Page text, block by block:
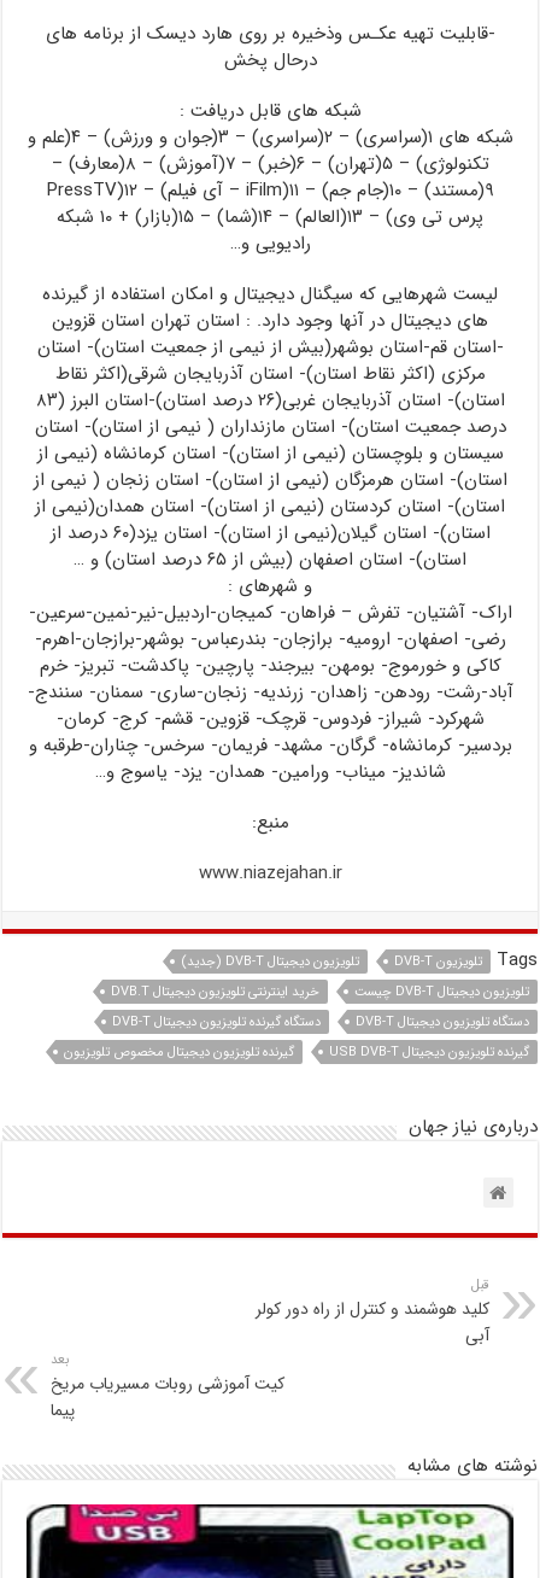
-قابلیت تهیه عکـس وذخیره بر روی هارد دیسک از برنامه های
درحال پخش
شبکه های قابل دریافت :
شبکه های ۱(سراسری) – ۲(سراسری) – ۳(جوان و ورزش) – ۴(علم و
تکنولوژی) – ۵(تهران) – ۶(خبر) – ۷(آموزش) – ۸(معارف) –
۹(مستند) – ۱۰(جام جم) – ۱۱(iFilm – آی فیلم) – ۱۲(PressTV
پرس تی وی) – ۱۳(العالم) – ۱۴(شما) – ۱۵(بازار) + ۱۰ شبکه
رادیویی و…
لیست شهرهایی که سیگنال دیجیتال و امکان استفاده از گیرنده
های دیجیتال در آنها وجود دارد. : استان تهران استان قزوین
-استان قم-استان بوشهر(بیش از نیمی از جمعیت استان)- استان
مرکزی (اکثر نقاط استان)- استان آذربایجان شرقی(اکثر نقاط
استان)- استان آذربایجان غربی(۲۶ درصد استان)-استان البرز (۸۳
درصد جمعیت استان)- استان مازنداران ( نیمی از استان)- استان
سیستان و بلوچستان (نیمی از استان)- استان کرمانشاه (نیمی از
استان)- استان هرمزگان (نیمی از استان)- استان زنجان ( نیمی از
استان)- استان کردستان (نیمی از استان)- استان همدان(نیمی از
استان)- استان گیلان(نیمی از استان)- استان یزد(۶۰ درصد از
استان)- استان اصفهان (بیش از ۶۵ درصد استان) و …
و شهرهای :
اراک- آشتیان- تفرش – فراهان- کمیجان-اردبیل-نیر-نمین-سرعین-
رضی- اصفهان- ارومیه- برازجان- بندرعباس- بوشهر-برازجان-اهرم-
کاکی و خورموج- بومهن- بیرجند- پارچین- پاکدشت- تبریز- خرم
آباد-رشت- رودهن- زاهدان- زرندیه- زنجان-ساری- سمنان- سنندج-
شهرکرد- شیراز- فردوس- قرچک- قزوین- قشم- کرج- کرمان-
بردسیر- کرمانشاه- گرگان- مشهد- فریمان- سرخس- چناران-طرقبه و
شاندیز- میناب- ورامین- همدان- یزد- یاسوج و…
منبع:
www.niazejahan.ir
Tags تلویزیون DVB-T
تلویزیون دیجیتال DVB-T (جدید)
تلویزیون دیجیتال DVB-T چیست
خرید اینترنتی تلویزیون دیجیتال DVB.T
دستگاه تلویزیون دیجیتال DVB-T
دستگاه گیرنده تلویزیون دیجیتال DVB-T
گیرنده تلویزیون دیجیتال USB DVB-T
گیرنده تلویزیون دیجیتال مخصوص تلویزیون
درباره‌ی نیاز جهان
قبل
کلید هوشمند و کنترل از راه دور کولر
آبی
بعد
کیت آموزشی روبات مسیریاب مریخ
پیما
نوشته های مشابه